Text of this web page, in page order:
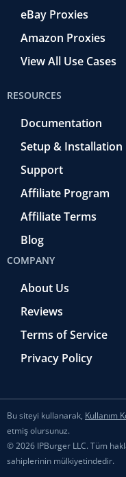
eBay Proxies
Amazon Proxies
View All Use Cases
RESOURCES
Documentation
Setup & Installation
Support
Affiliate Program
Affiliate Terms
Blog
COMPANY
About Us
Reviews
Terms of Service
Privacy Policy
Bu siteyi kullanarak, Kullanım
etmiş olursunuz.
© 2026 IPBurger LLC. Tüm
sahiplerinin mülkiyetindedir.